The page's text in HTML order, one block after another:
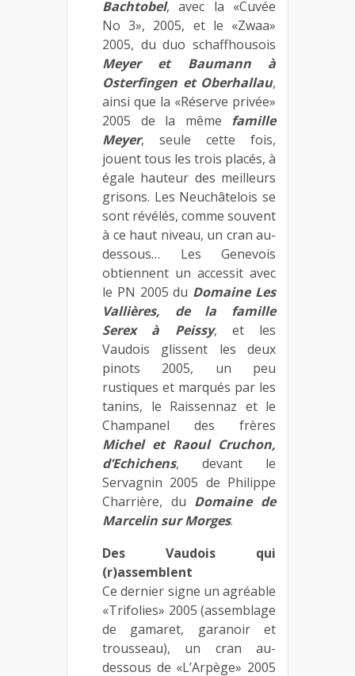
Bachtobel, avec la «Cuvée
No 3», 2005, et le «Zwaa»
2005, du duo schaffhousois
Meyer et Baumann à
Osterfingen et Oberhallau,
ainsi que la «Réserve privée»
2005 de la même famille
Meyer, seule cette fois,
jouent tous les trois placés, à
égale hauteur des meilleurs
grisons. Les Neuchâtelois se
sont révélés, comme souvent
à ce haut niveau, un cran au-
dessous… Les Genevois
obtiennent un accessit avec
le PN 2005 du Domaine Les
Vallières, de la famille
Serex à Peissy, et les
Vaudois glissent les deux
pinots 2005, un peu
rustiques et marqués par les
tanins, le Raissennaz et le
Champanel des frères
Michel et Raoul Cruchon,
d’Echichens, devant le
Servagnin 2005 de Philippe
Charrière, du Domaine de
Marcelin sur Morges.
Des Vaudois qui
(r)assemblent
Ce dernier signe un agréable
«Trifolies» 2005 (assemblage
de gamaret, garanoir et
trousseau), un cran au-
dessous de «L’Arpège» 2005